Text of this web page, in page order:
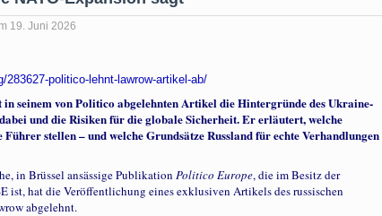
19. Juni 2026
283627-politico-lehnt-lawrow-artikel-ab/
seinem von Politico abgelehnten Artikel die Hintergründe des Ukraine-
und die Risiken für die globale Sicherheit. Er erläutert, welche
stellen – und welche Grundsätze Russland für echte Verhandlungen
in Brüssel ansässige Publikation Politico Europe, die im Besitz der
ist, hat die Veröffentlichung eines exklusiven Artikels des russischen
abgelehnt.